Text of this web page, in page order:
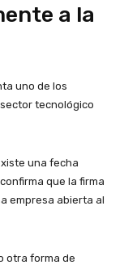
a la
uno de los
tecnológico
una fecha
que la firma
empresa abierta al
otra forma de